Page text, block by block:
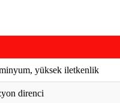
yüksek iletkenlik
direnci